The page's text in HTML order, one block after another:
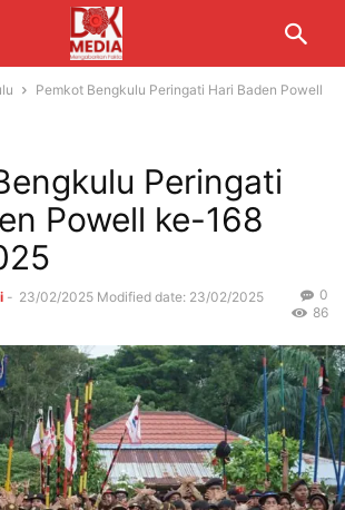
Pemkot Bengkulu Peringati Hari Baden Powell
Peringati
Powell ke-168
- 23/02/2025 Modified date: 23/02/2025
0
86